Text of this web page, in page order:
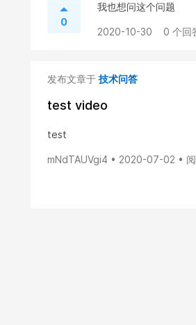
0
我也想问这个问题
2020-10-30 0 个回
发布文章于 技术问答
test video
test
mNdTAUVgi4 • 2020-07-02 •